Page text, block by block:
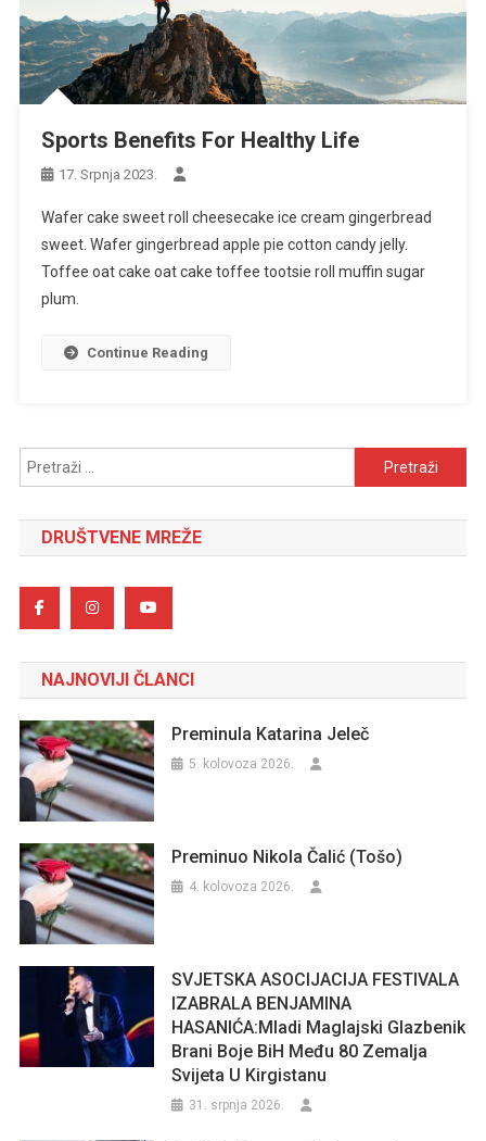
Sports Benefits For Healthy Life
17. Srpnja 2023.
Wafer cake sweet roll cheesecake ice cream gingerbread
sweet. Wafer gingerbread apple pie cotton candy jelly.
Toffee oat cake oat cake toffee tootsie roll muffin sugar
plum.
Continue Reading
Pretraži:
DRUŠTVENE MREŽE
NAJNOVIJI ČLANCI
Preminula Katarina Jeleč
5. kolovoza 2026.
Preminuo Nikola Čalić (Tošo)
4. kolovoza 2026.
SVJETSKA ASOCIJACIJA FESTIVALA
IZABRALA BENJAMINA
HASANIĆA:Mladi Maglajski Glazbenik
Brani Boje BiH Među 80 Zemalja
Svijeta U Kirgistanu
31. srpnja 2026.